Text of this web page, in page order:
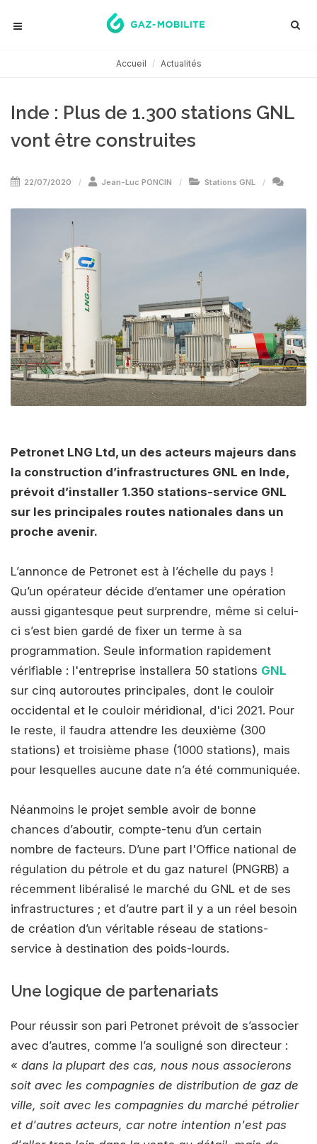
Accueil Actualités
Inde : Plus de 1.300 stations GNL
vont être construites
22/07/2020 Jean-Luc PONCIN Stations GNL
Petronet LNG Ltd, un des acteurs majeurs dans
la construction d’infrastructures GNL en Inde,
prévoit d’installer 1.350 stations-service GNL
sur les principales routes nationales dans un
proche avenir.
L’annonce de Petronet est à l’échelle du pays !
Qu’un opérateur décide d’entamer une opération
aussi gigantesque peut surprendre, même si celui-
ci s’est bien gardé de fixer un terme à sa
programmation. Seule information rapidement
vérifiable : l'entreprise installera 50 stations GNL
sur cinq autoroutes principales, dont le couloir
occidental et le couloir méridional, d'ici 2021. Pour
le reste, il faudra attendre les deuxième (300
stations) et troisième phase (1000 stations), mais
pour lesquelles aucune date n’a été communiquée.
Néanmoins le projet semble avoir de bonne
chances d’aboutir, compte-tenu d’un certain
nombre de facteurs. D’une part l'Office national de
régulation du pétrole et du gaz naturel (PNGRB) a
récemment libéralisé le marché du GNL et de ses
infrastructures ; et d’autre part il y a un réel besoin
de création d’un véritable réseau de stations-
service à destination des poids-lourds.
Une logique de partenariats
Pour réussir son pari Petronet prévoit de s’associer
avec d’autres, comme l’a souligné son directeur :
« dans la plupart des cas, nous nous associerons
soit avec les compagnies de distribution de gaz de
ville, soit avec les compagnies du marché pétrolier
et d'autres acteurs, car notre intention n'est pas